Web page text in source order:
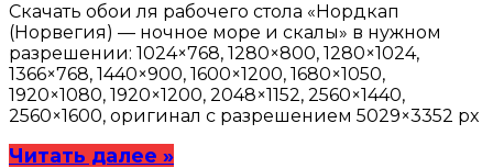
Скачать обои ля рабочего стола «Нордкап
(Норвегия) — ночное море и скалы» в нужном
разрешении: 1024×768, 1280×800, 1280×1024,
1366×768, 1440×900, 1600×1200, 1680×1050,
1920×1080, 1920×1200, 2048×1152, 2560×1440,
2560×1600, оригинал с разрешением 5029×3352 px
Читать далее »